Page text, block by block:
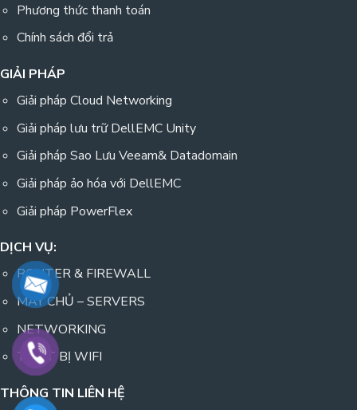
Phương thức thanh toán
Chính sách đổi trả
GIẢI PHÁP
Giải pháp Cloud Networking
Giải pháp lưu trữ DellEMC Unity
Giải pháp Sao Lưu Veeam& Datadomain
Giải pháp ảo hóa với DellEMC
Giải pháp PowerFlex
DỊCH VỤ:
ROUTER & FIREWALL
MÁY CHỦ – SERVERS
NETWORKING
THIẾT BỊ WIFI
THÔNG TIN LIÊN HỆ